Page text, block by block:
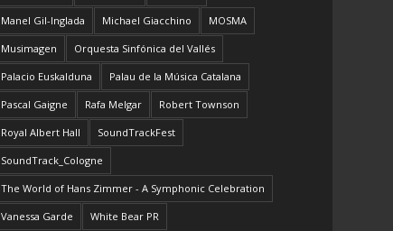
Manel Gil-Inglada Michael Giacchino MOSMA
Musimagen Orquesta Sinfónica del Vallés
Palacio Euskalduna Palau de la Música Catalana
Pascal Gaigne Rafa Melgar Robert Townson
Royal Albert Hall SoundTrackFest
SoundTrack_Cologne
The World of Hans Zimmer - A Symphonic Celebration
Vanessa Garde White Bear PR